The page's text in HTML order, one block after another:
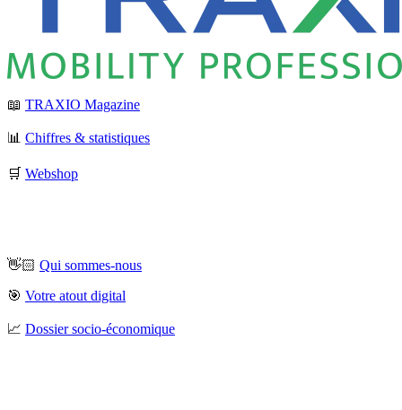
📖 TRAXIO Magazine
📊 Chiffres & statistiques
🛒 Webshop
👋🏻 Qui sommes-nous
🎯 Votre atout digital
📈 Dossier socio-économique